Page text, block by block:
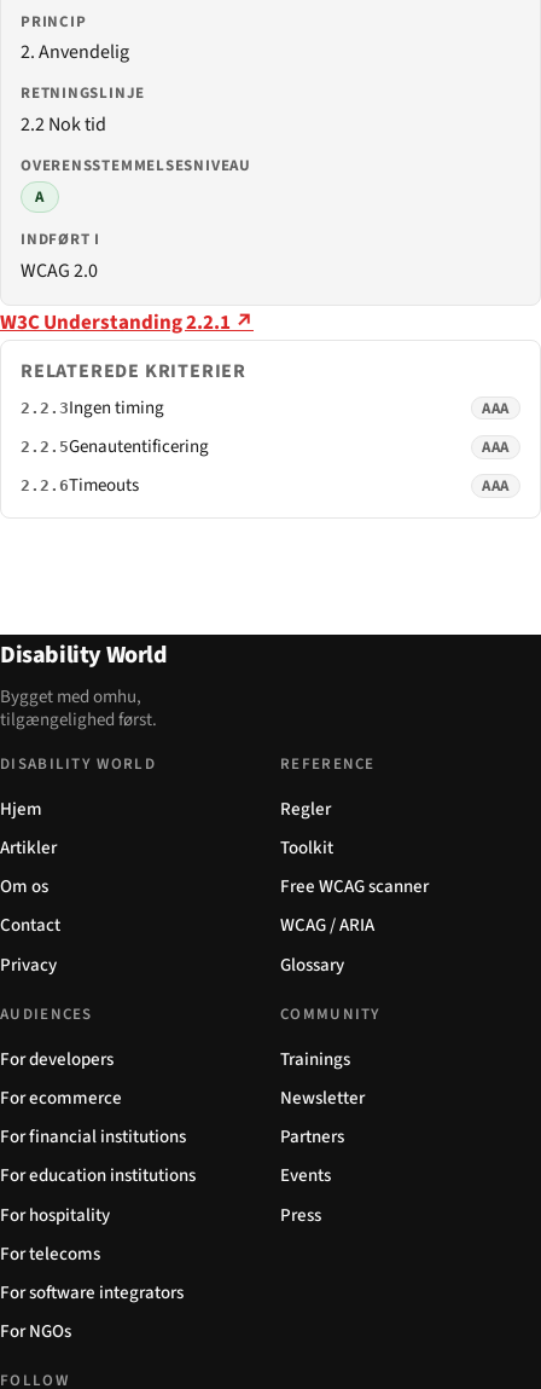
PRINCIP
2. Anvendelig
RETNINGSLINJE
2.2 Nok tid
OVERENSSTEMMELSESNIVEAU
A
INDFØRT I
WCAG 2.0
W3C Understanding 2.2.1 ↗
RELATEREDE KRITERIER
2.2.3Ingen timing AAA
2.2.5Genautentificering AAA
2.2.6Timeouts AAA
Disability World
Bygget med omhu,
tilgængelighed først.
DISABILITY WORLD
Hjem
Artikler
Om os
Contact
Privacy
REFERENCE
Regler
Toolkit
Free WCAG scanner
WCAG / ARIA
Glossary
AUDIENCES
For developers
For ecommerce
For financial institutions
For education institutions
For hospitality
For telecoms
For software integrators
For NGOs
COMMUNITY
Trainings
Newsletter
Partners
Events
Press
FOLLOW